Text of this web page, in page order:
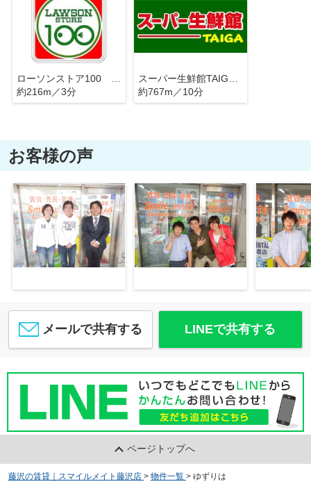
ローソンストア100 海老名下今泉三丁目店
約216m／3分
スーパー生鮮館TAIGA 海老名下今泉店
約767m／10分
お客様の声
メールで共有する LINEで共有する
ページトップへ
藤沢の賃貸｜スマイルメイト藤沢店 > 物件一覧 > ゆずりは